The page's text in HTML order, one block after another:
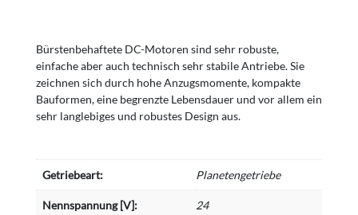
Bürstenbehaftete DC-Motoren sind sehr robuste,
einfache aber auch technisch sehr stabile Antriebe. Sie
zeichnen sich durch hohe Anzugsmomente, kompakte
Bauformen, eine begrenzte Lebensdauer und vor allem ein
sehr langlebiges und robustes Design aus.
Getriebeart: Planetengetriebe
Nennspannung [V]: 24